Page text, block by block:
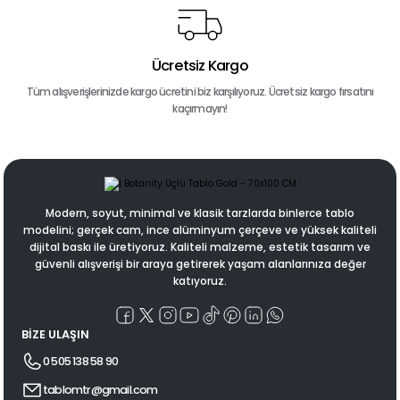
Ücretsiz Kargo
Tüm alışverişlerinizde kargo ücretini biz karşılıyoruz. Ücretsiz kargo fırsatını
kaçırmayın!
Modern, soyut, minimal ve klasik tarzlarda binlerce tablo
modelini; gerçek cam, ince alüminyum çerçeve ve yüksek kaliteli
dijital baskı ile üretiyoruz. Kaliteli malzeme, estetik tasarım ve
güvenli alışverişi bir araya getirerek yaşam alanlarınıza değer
katıyoruz.
BİZE ULAŞIN
0 505 138 58 90
tablomtr@gmail.com